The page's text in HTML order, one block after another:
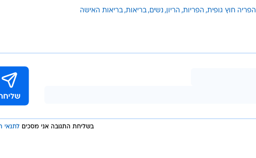
הפריה חוץ גופית הפריות הריון נשים בריאות בריאות האישה
בשליחת התגובה אני מסכים לתנאי